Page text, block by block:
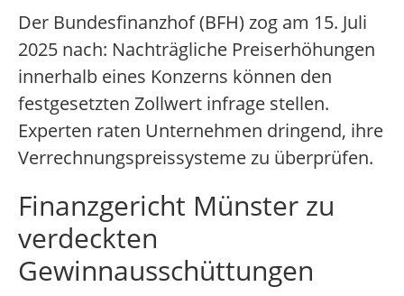
Der Bundesfinanzhof (BFH) zog am 15. Juli
2025 nach: Nachträgliche Preiserhöhungen
innerhalb eines Konzerns können den
festgesetzten Zollwert infrage stellen.
Experten raten Unternehmen dringend, ihre
Verrechnungspreissysteme zu überprüfen.
Finanzgericht Münster zu
verdeckten
Gewinnausschüttungen